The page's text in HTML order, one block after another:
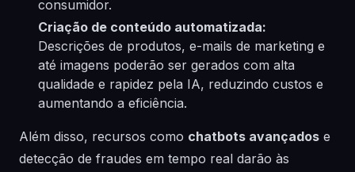
consumidor.
Criação de conteúdo automatizada:
Descrições de produtos, e-mails de marketing e
até imagens poderão ser gerados com alta
qualidade e rapidez pela IA, reduzindo custos e
aumentando a eficiência.
Além disso, recursos como chatbots avançados e
detecção de fraudes em tempo real darão às